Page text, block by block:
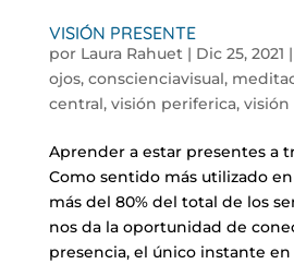
VISIÓN PRESENTE
por Laura Rahuet| Dic 25, 2021 |
ojos, conscienciavisual,
central, visión periferica, visión
Aprender a estar presentes a
Como sentido más utilizado
más del 80% del total de los
nos da la oportunidad de
presencia, el único instante